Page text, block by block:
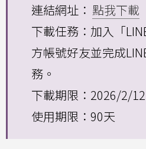
連結網址： 點我下載
下載任務：加入「
方帳號好友並完成
務。
下載期限：2026/2/12
使用期限：90天